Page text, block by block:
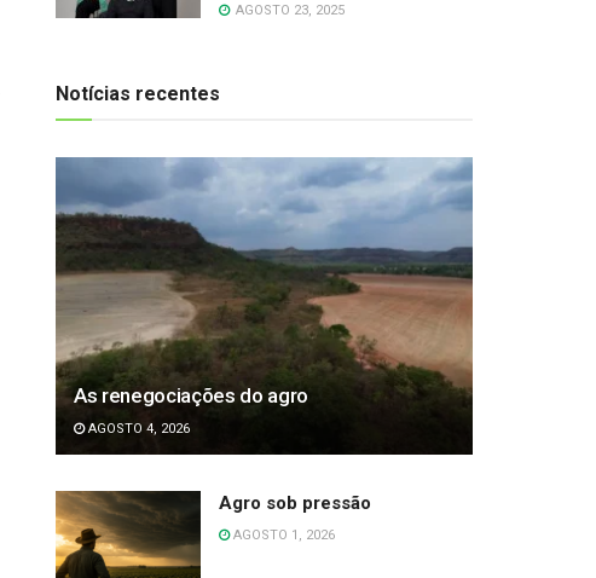
AGOSTO 23, 2025
Notícias recentes
As renegociações do agro
AGOSTO 4, 2026
Agro sob pressão
AGOSTO 1, 2026